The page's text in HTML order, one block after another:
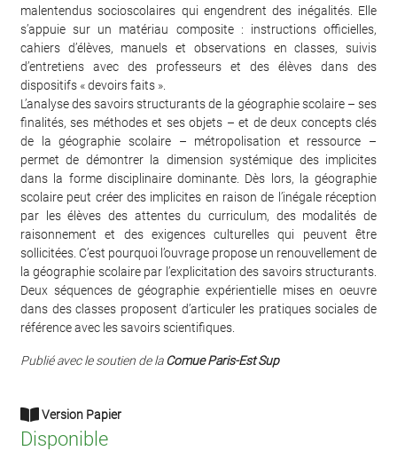
malentendus socioscolaires qui engendrent des inégalités. Elle
s’appuie sur un matériau composite : instructions officielles,
cahiers d’élèves, manuels et observations en classes, suivis
d’entretiens avec des professeurs et des élèves dans des
dispositifs « devoirs faits ».
L’analyse des savoirs structurants de la géographie scolaire – ses
finalités, ses méthodes et ses objets – et de deux concepts clés
de la géographie scolaire – métropolisation et ressource –
permet de démontrer la dimension systémique des implicites
dans la forme disciplinaire dominante. Dès lors, la géographie
scolaire peut créer des implicites en raison de l’inégale réception
par les élèves des attentes du curriculum, des modalités de
raisonnement et des exigences culturelles qui peuvent être
sollicitées. C’est pourquoi l’ouvrage propose un renouvellement de
la géographie scolaire par l’explicitation des savoirs structurants.
Deux séquences de géographie expérientielle mises en oeuvre
dans des classes proposent d’articuler les pratiques sociales de
référence avec les savoirs scientifiques.
Publié avec le soutien de laComue Paris-Est Sup
Version Papier
Disponible